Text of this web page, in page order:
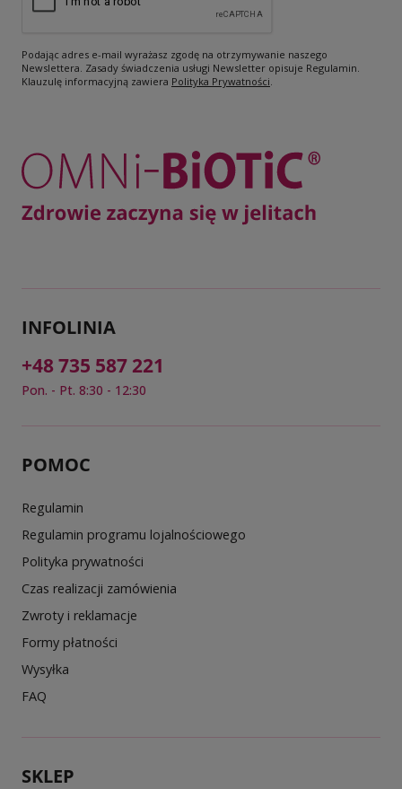
Podając adres e-mail wyrażasz zgodę na otrzymywanie naszego
Newslettera. Zasady świadczenia usługi Newsletter opisuje Regulamin.
Klauzulę informacyjną zawiera Polityka Prywatności
INFOLINIA
+48 735 587 221
Pon. - Pt. 8:30 - 12:30
POMOC
Regulamin
Regulamin programu lojalnościowego
Polityka prywatności
Czas realizacji zamówienia
Zwroty i reklamacje
Formy płatności
Wysyłka
FAQ
SKLEP